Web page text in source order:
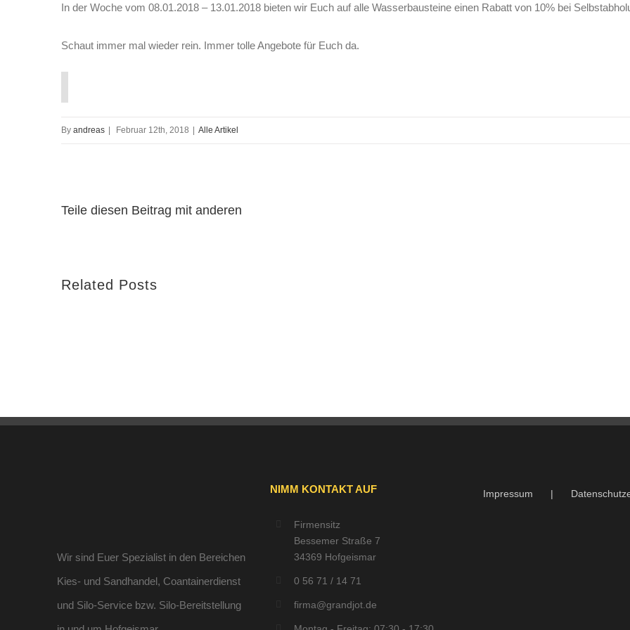
In der Woche vom 08.01.2018 – 13.01.2018 bieten wir Euch auf alle Wasserbausteine einen Rabatt von 10% bei
Schaut immer mal wieder rein. Immer tolle Angebote für Euch da.
By andreas Februar 12th, 2018 Alle Artikel
Teile diesen Beitrag mit anderen
Related Posts
Wir sind Euer Spezialist in den Bereichen
Kies- und Sandhandel, Coantainerdienst
und Silo-Service bzw. Silo-Bereitstellung
NIMM KONTAKT AUF
Firmensitz
Bessemer Straße 7
34369 Hofgeismar
0 56 71 / 14 71
firma@grandjot.de
Impressum